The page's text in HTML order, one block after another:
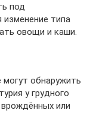
под
типа
овощи и каши.
обнаружить
у грудного
врождённых или